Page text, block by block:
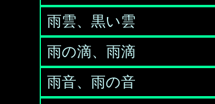
雨雲、黒い雲
雨の滴、雨滴
雨音、雨の音